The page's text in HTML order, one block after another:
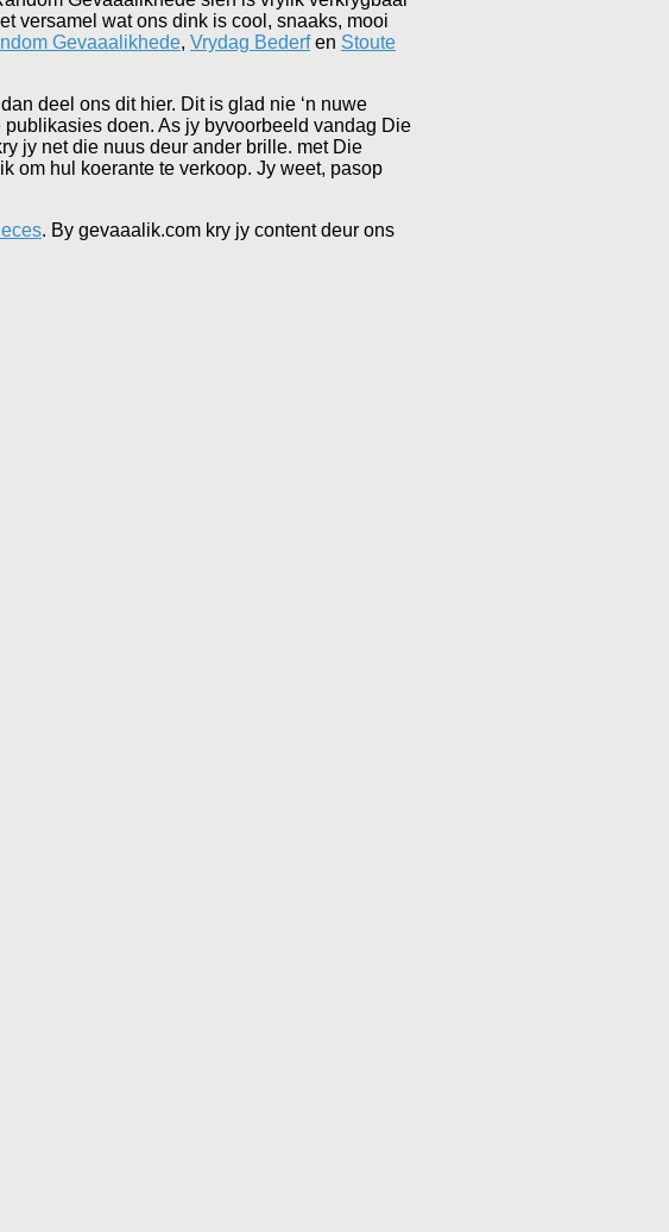
versamel wat ons dink is cool, snaaks, mooi
Gevaaalikhede, Vrydag Bederfen Stoute
deel ons dit hier. Dit is glad nie ‘n nuwe
doen. As jy byvoorbeeld vandag Die
jy net die nuus deur ander brille. met Die
om hul koerante te verkoop. Jy weet, pasop
. By gevaaalik.com kry jy content deur ons